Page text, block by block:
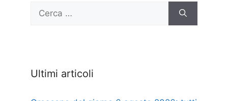
per:
Ultimi articoli